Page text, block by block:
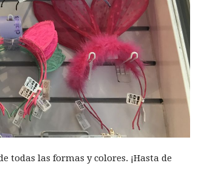
todas las formas y colores. ¡Hasta de